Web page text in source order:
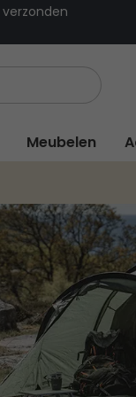
Meubelen